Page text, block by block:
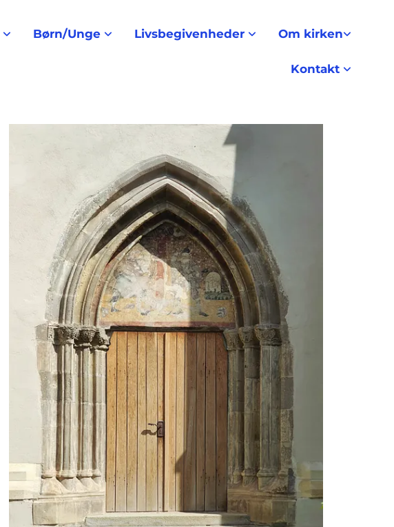
Børn/Unge Livsbegivenheder Om kirken
Kontakt